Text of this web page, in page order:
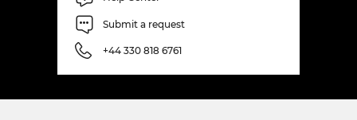
Submit a request
+44 330 818 6761